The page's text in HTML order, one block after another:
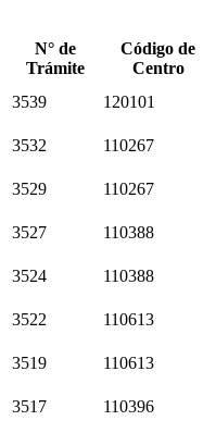
N° de
Trámite
Código de
Centro
3539
120101
3532
110267
3529 110267
3527 110388
3524 110388
3522 110613
3519 110613
3517 110396